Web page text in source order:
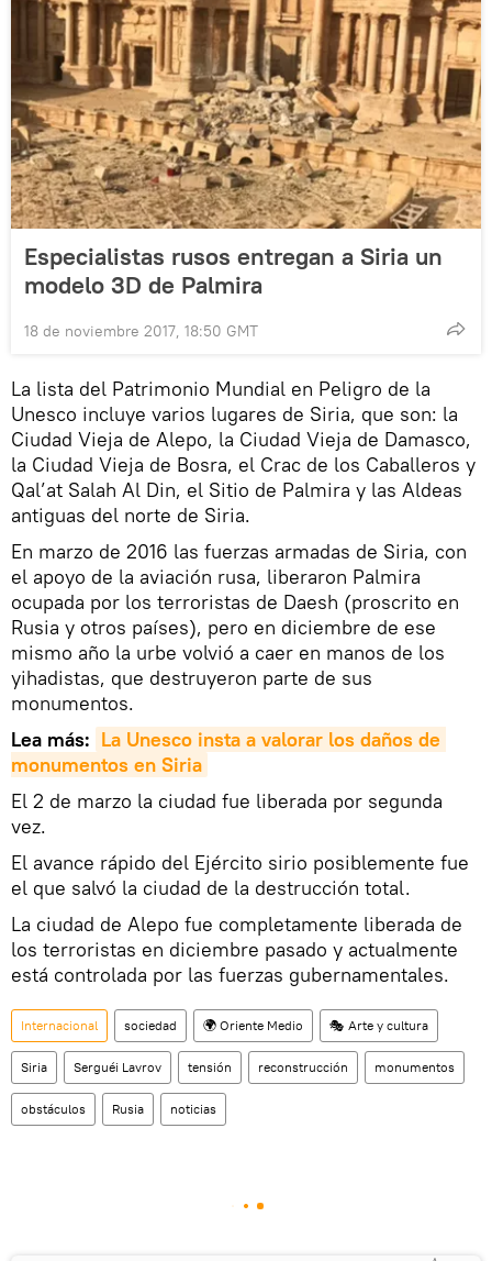
Especialistas rusos entregan a Siria un
modelo 3D de Palmira
18 de noviembre 2017, 18:50 GMT
La lista del Patrimonio Mundial en Peligro de la
Unesco incluye varios lugares de Siria, que son: la
Ciudad Vieja de Alepo, la Ciudad Vieja de Damasco,
la Ciudad Vieja de Bosra, el Crac de los Caballeros y
Qal’at Salah Al Din, el Sitio de Palmira y las Aldeas
antiguas del norte de Siria.
En marzo de 2016 las fuerzas armadas de Siria, con
el apoyo de la aviación rusa, liberaron Palmira
ocupada por los terroristas de Daesh (proscrito en
Rusia y otros países), pero en diciembre de ese
mismo año la urbe volvió a caer en manos de los
yihadistas, que destruyeron parte de sus
monumentos.
Lea más:
monumentos en Siria
El 2 de marzo la ciudad fue liberada por segunda
vez.
El avance rápido del Ejército sirio posiblemente fue
el que salvó la ciudad de la destrucción total.
La ciudad de Alepo fue completamente liberada de
los terroristas en diciembre pasado y actualmente
está controlada por las fuerzas gubernamentales.
Internacional sociedad 🌍 Oriente Medio 🎭 Arte y cultura
Siria Serguéi Lavrov tensión reconstrucción monumentos
obstáculos Rusia noticias